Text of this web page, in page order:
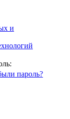
и
пароль?